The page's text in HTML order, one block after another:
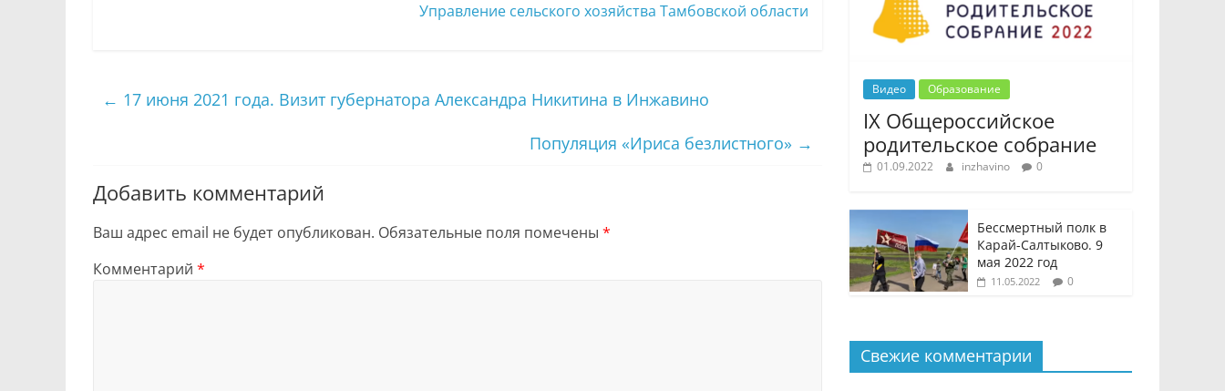
Управление сельского хозяйства Тамбовской области
← 17 июня 2021 года. Визит губернатора Александра Никитина в Инжавино
Популяция «Ириса безлистного» →
Добавить комментарий
Ваш адрес email не будет опубликован. Обязательные поля помечены *
Комментарий *
Видео Образование
IX Общероссийское
родительское собрание
01.09.2022 inzhavino 0
Бессмертный полк в
Карай-Салтыково. 9
мая 2022 год
11.05.2022 0
Свежие комментарии